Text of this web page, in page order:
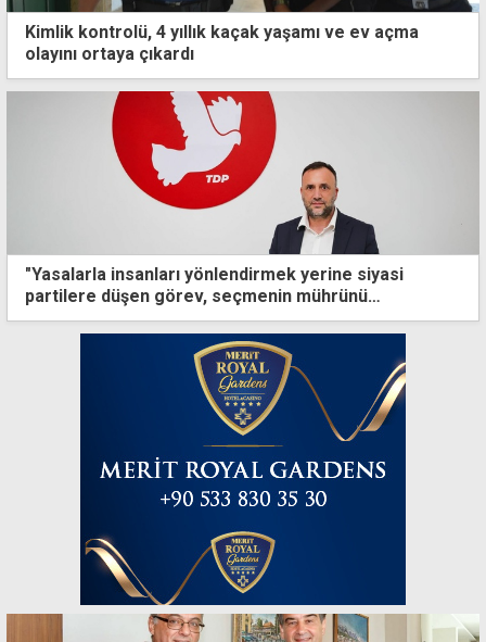
Kimlik kontrolü, 4 yıllık kaçak yaşamı ve ev açma
olayını ortaya çıkardı
"Yasalarla insanları yönlendirmek yerine siyasi
partilere düşen görev, seçmenin mührünü
kazanmaktır"